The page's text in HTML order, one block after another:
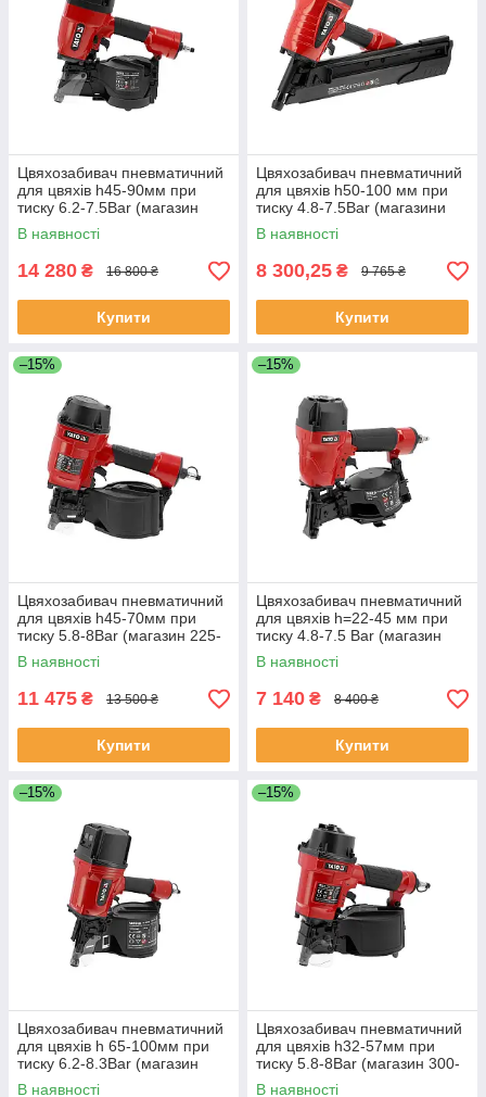
Цвяхозабивач пневматичний
для цвяхів h45-90мм при
тиску 6.2-7.5Bar (магазин
225шт.) Yato YT-09223
В наявності
14 280 ₴ 16 800 ₴
Купити
Цвяхозабивач пневматичний
для цвяхів h50-100 мм при
тиску 4.8-7.5Bar (магазини
2х40 шт) Yato YT-09240
В наявності
8 300,25 ₴ 9 765 ₴
Купити
–15%
Цвяхозабивач пневматичний
для цвяхів h45-70мм при
тиску 5.8-8Bar (магазин 225-
300шт.) Yato YT-09222
В наявності
11 475 ₴ 13 500 ₴
Купити
–15%
Цвяхозабивач пневматичний
для цвяхів h=22-45 мм при
тиску 4.8-7.5 Bar (магазин
120шт.) Yato YT-0922
В наявності
7 140 ₴ 8 400 ₴
Купити
–15%
Цвяхозабивач пневматичний
для цвяхів h 65-100мм при
тиску 6.2-8.3Bar (магазин
150-300 шт.) Yato YT-09224
В наявності
–15%
Цвяхозабивач пневматичний
для цвяхів h32-57мм при
тиску 5.8-8Bar (магазин 300-
350шт.) Yato YT-09221
В наявності